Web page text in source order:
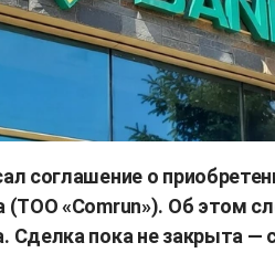
соглашение о
(ТОО «Comrun»). Об этом
Сделка пока не закрыта